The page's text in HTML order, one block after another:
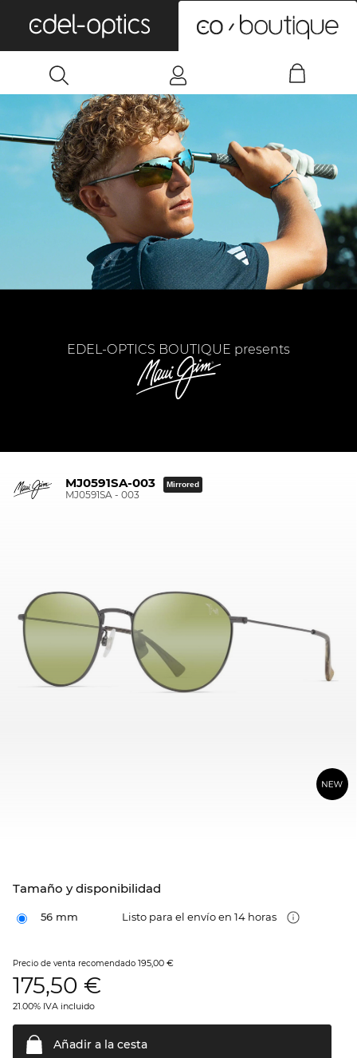
EDEL-OPTICS BOUTIQUE presents
MJ0591SA-003
MJ0591SA - 003
Mirrored
Tamaño y disponibilidad
56 mm Listo para el envío en 14 horas
Precio de venta recomendado 195,00 €
175,50 €
21.00% IVA incluido
Añadir a la cesta